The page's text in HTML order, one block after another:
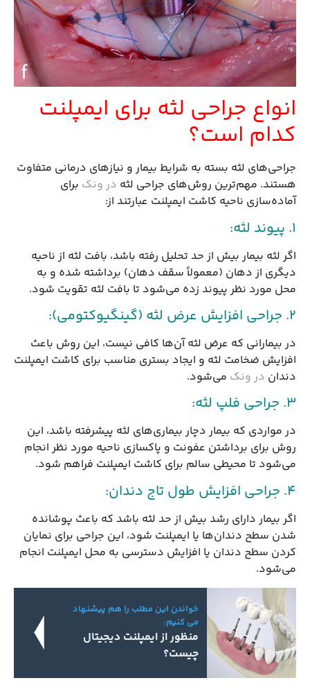
انواع جراحی لثه برای ایمپلنت
کدام است؟
جراحی‌های لثه بسته به شرایط بیمار و نیازهای درمانی متفاوت
هستند. مهم‌ترین روش‌های جراحی لثه در ونک برای
آماده‌سازی ناحیه کاشت ایمپلنت عبارتند از:
1. پیوند لثه:
اگر لثه بیمار بیش از حد تحلیل رفته باشد، بافت لثه از ناحیه
دیگری از دهان (معمولاً سقف دهان) برداشته شده و به
محل مورد نظر پیوند زده می‌شود تا بافت لثه تقویت شود.
2. جراحی افزایش عرض لثه (گینگیوکتومی):
در بیمارانی که عرض لثه آن‌ها کافی نیست، این روش باعث
افزایش ضخامت لثه و ایجاد بستری مناسب برای کاشت ایمپلنت
دندان در ونک می‌شود.
3. جراحی فلپ لثه:
در مواردی که بیمار دچار بیماری‌های لثه پیشرفته باشد، این
روش برای برداشتن عفونت و پاکسازی ناحیه مورد نظر انجام
می‌شود تا محیطی سالم برای کاشت ایمپلنت فراهم شود.
4. جراحی افزایش طول تاج دندان:
اگر بیمار دارای رشد بیش از حد لثه باشد که باعث پوشانده
شدن سطح دندان‌ها یا ایمپلنت شود، این جراحی برای نمایان
کردن سطح دندان یا افزایش دسترسی به محل ایمپلنت انجام
می‌شود.
خواندن این مطلب را هم پیشنهاد
می کنیم:
منظور از ایمپلنت دیجیتال
چیست؟